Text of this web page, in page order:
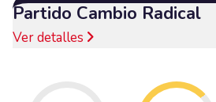
Partido Cambio Radical
Ver detalles